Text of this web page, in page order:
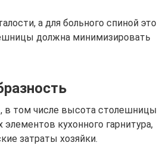
а для больного спиной это
должна минимизировать
в том числе высота столешницы
кухонного гарнитура,
затраты хозяйки.